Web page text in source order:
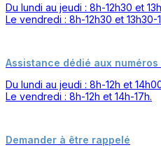
Du lundi au jeudi : 8h-12h30 et
Le vendredi : 8h-12h30 et 13h30-
Assistance dédié aux
Du lundi au jeudi : 8h-12h et
Le vendredi : 8h-12h et 14h-17h.
Demander à être rappelé